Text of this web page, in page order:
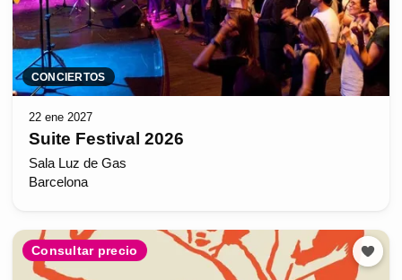
CONCIERTOS
22 ene 2027
Suite Festival 2026
Sala Luz de Gas
Barcelona
Consultar precio